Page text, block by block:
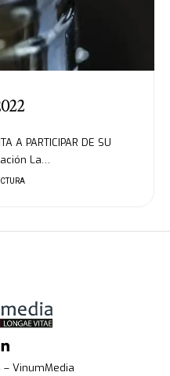
A PARTICIPAR DE SU
La…
VinumMedia